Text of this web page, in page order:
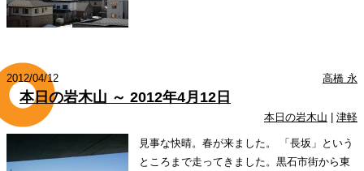
高橋 永
2012/04/12
本日の岩木山 ～ 2012年4月12日
本日の岩木山 津軽
見事な快晴。春が来ました。 「長坂」という
ところまで走ってきました。黒石市街から東